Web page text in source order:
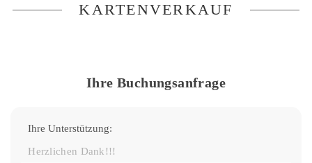
KARTENVERKAUF
Ihre Buchungsanfrage
Ihre Unterstützung: